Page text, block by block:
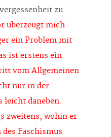
zu
überzeugt mich
ein Problem mit
ist erstens ein
vom Allgemeinen
nur in der
leicht daneben.
zweitens, wohin er
Faschismus